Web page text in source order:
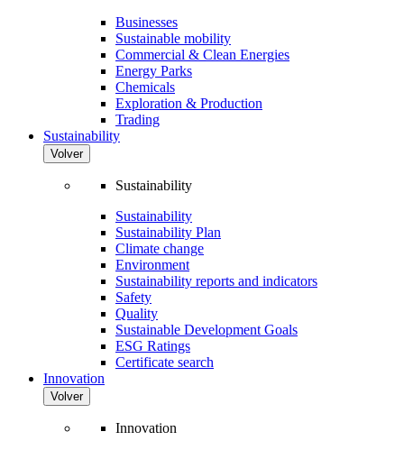
Businesses
Sustainable mobility
Commercial & Clean Energies
Energy Parks
Chemicals
Exploration & Production
Trading
Sustainability
Volver
Sustainability
Sustainability
Sustainability Plan
Climate change
Environment
Sustainability reports and indicators
Safety
Quality
Sustainable Development Goals
ESG Ratings
Certificate search
Innovation
Volver
Innovation